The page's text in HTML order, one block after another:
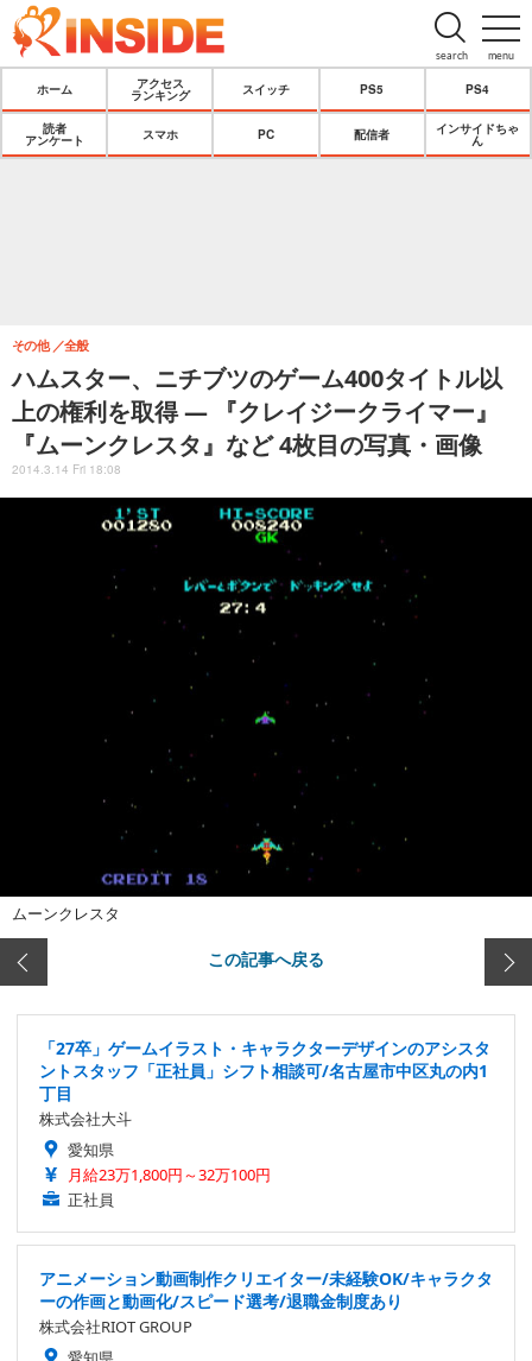
menu
search
ホーム
アクセス
ランキング
スイッチ PS5 PS4
読者
アンケート
スマホ PC 配信者
インサイドちゃ
ん
ハムスター、ニチブツのゲーム400タイトル以
上の権利を取得 ― 『クレイジークライマー』
『ムーンクレスタ』など 4枚目の写真・画像
その他 全般
2014.3.14 Fri 18:08
ムーンクレスタ
この記事へ戻る
「27卒」ゲームイラスト・キャラクターデザインのアシスタ
ントスタッフ「正社員」シフト相談可/名古屋市中区丸の内1
丁目
株式会社大斗
愛知県
月給23万1,800円～32万100円
正社員
アニメーション動画制作クリエイター/未経験OK/キャラクタ
ーの作画と動画化/スピード選考/退職金制度あり
株式会社RIOT GROUP